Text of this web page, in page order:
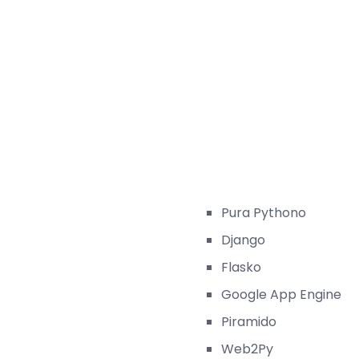
Pura Pythono
Django
Flasko
Google App Engine
Piramido
Web2Py